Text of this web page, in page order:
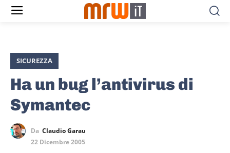
SICUREZZA
Ha un bug l’antivirus di
Symantec
Da Claudio Garau
22 Dicembre 2005